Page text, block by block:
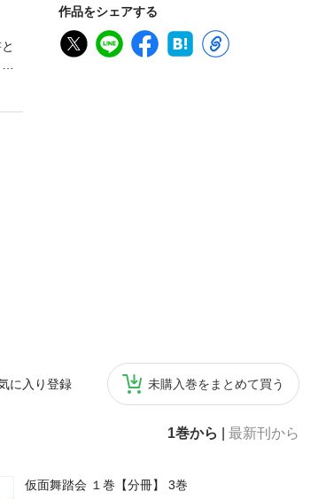
作品をシェアする
に入り登録 未購入巻をまとめて買う
1巻から 最新刊から
仮面舞踏会 １巻【分冊】 3巻